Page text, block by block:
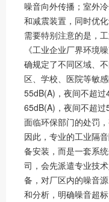
噪音向外传播；室外
和减震装置，同时优
需要特别注意的是，
《工业企业厂界环境
确规定了不同区域、
区、学校、医院等敏
55dB(A)，夜间不超
65dB(A)，夜间不超
面临环保部门的处罚，
因此，专业的工业隔
备安装，而是一套系
司，会先派遣专业技
备，对厂区内的噪音
和分析，明确噪音超